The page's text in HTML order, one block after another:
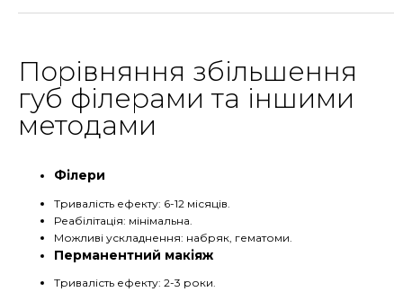
Порівняння збільшення
губ філерами та іншими
методами
Філери
Тривалість ефекту: 6-12 місяців.
Реабілітація: мінімальна.
Можливі ускладнення: набряк, гематоми.
Перманентний макіяж
Тривалість ефекту: 2-3 роки.